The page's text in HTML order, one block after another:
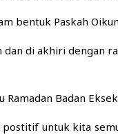
bentuk Paskah
di akhiri dengan
Badan
untuk kita